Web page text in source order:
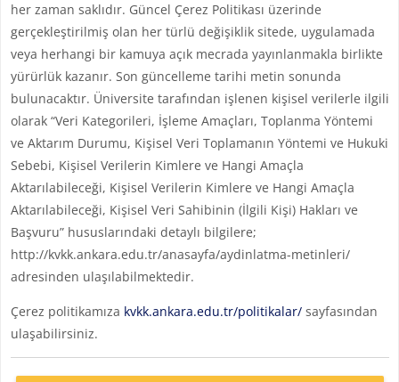
her zaman saklıdır. Güncel Çerez Politikası üzerinde
gerçekleştirilmiş olan her türlü değişiklik sitede, uygulamada
veya herhangi bir kamuya açık mecrada yayınlanmakla birlikte
yürürlük kazanır. Son güncelleme tarihi metin sonunda
bulunacaktır. Üniversite tarafından işlenen kişisel verilerle ilgili
olarak “Veri Kategorileri, İşleme Amaçları, Toplanma Yöntemi
ve Aktarım Durumu, Kişisel Veri Toplamanın Yöntemi ve Hukuki
Sebebi, Kişisel Verilerin Kimlere ve Hangi Amaçla
Aktarılabileceği, Kişisel Verilerin Kimlere ve Hangi Amaçla
Aktarılabileceği, Kişisel Veri Sahibinin (İlgili Kişi) Hakları ve
Başvuru” hususlarındaki detaylı bilgilere;
http://kvkk.ankara.edu.tr/anasayfa/aydinlatma-metinleri/
adresinden ulaşılabilmektedir.
Çerez politikamıza kvkk.ankara.edu.tr/politikalar/sayfasından
ulaşabilirsiniz.